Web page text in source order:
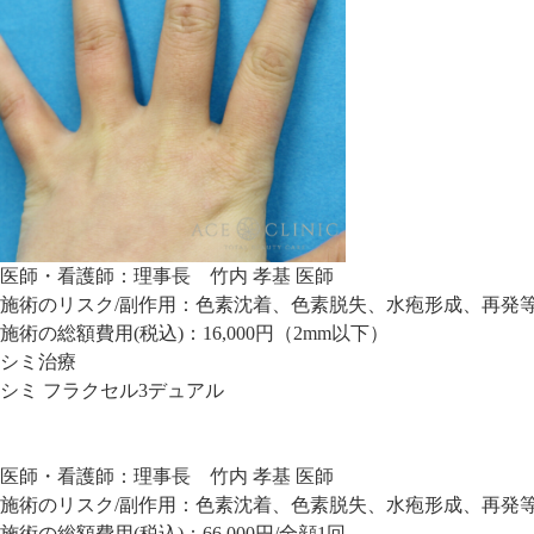
医師・看護師： 理事長 竹内 孝基 医師
施術のリスク/副作用： 色素沈着、色素脱失、水疱形成、再発等
施術の総額費用(税込)： 16,000円（2mm以下）
シミ治療
シミ フラクセル3デュアル
医師・看護師： 理事長 竹内 孝基 医師
施術のリスク/副作用： 色素沈着、色素脱失、水疱形成、再発等